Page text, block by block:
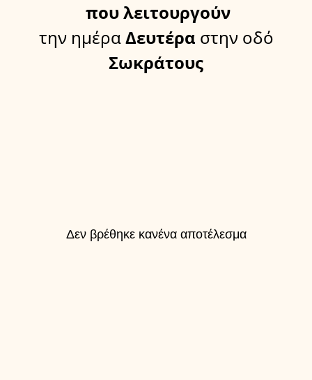
που λειτουργούν
την ημέραΔευτέρα στην οδό
Σωκράτους
Δεν βρέθηκε κανένα αποτέλεσμα